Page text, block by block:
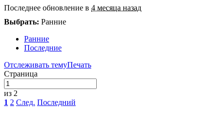
Последнее обновление в 4 месяца назад
Выбрать: Ранние
Ранние
Последние
Отслеживать темуПечать
Страница
из 2
1 2 След. Последний